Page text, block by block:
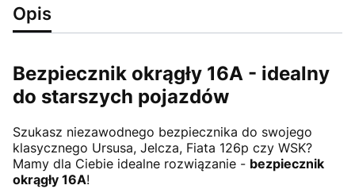
Opis
Bezpiecznik okrągły 16A - idealny
do starszych pojazdów
Szukasz niezawodnego bezpiecznika do swojego
klasycznego Ursusa, Jelcza, Fiata 126p czy WSK?
Mamy dla Ciebie idealne rozwiązanie - bezpiecznik
okrągły 16A!